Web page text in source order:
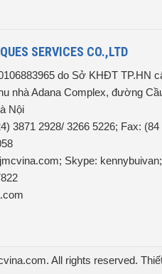
SERVICES CO.,LTD
do Sở KHĐT TP.HN
nhà Adana Complex, đường
Nội
3871 2928/ 3266 5226; Fax:
Skype:
All rights reserved.